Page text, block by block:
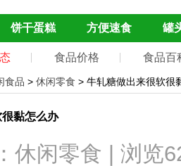
饼干蛋糕 方便速食 罐
食品价格 食品百
食品 > 休闲零食 > 牛轧糖做出来很软很
黏怎么办
休闲零食 | 浏览